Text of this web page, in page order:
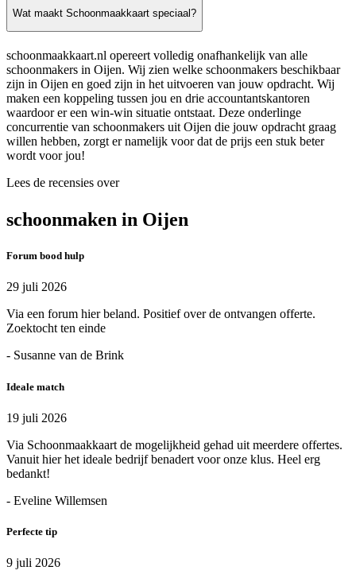
Wat maakt Schoonmaakkaart speciaal?
schoonmaakkaart.nl opereert volledig onafhankelijk van alle
schoonmakers in Oijen. Wij zien welke schoonmakers beschikbaar
zijn in Oijen en goed zijn in het uitvoeren van jouw opdracht. Wij
maken een koppeling tussen jou en drie accountantskantoren
waardoor er een win-win situatie ontstaat. Deze onderlinge
concurrentie van schoonmakers uit Oijen die jouw opdracht graag
willen hebben, zorgt er namelijk voor dat de prijs een stuk beter
wordt voor jou!
Lees de recensies over
schoonmaken in Oijen
Forum bood hulp
29 juli 2026
Via een forum hier beland. Positief over de ontvangen offerte.
Zoektocht ten einde
- Susanne van de Brink
Ideale match
19 juli 2026
Via Schoonmaakkaart de mogelijkheid gehad uit meerdere offertes.
Vanuit hier het ideale bedrijf benadert voor onze klus. Heel erg
bedankt!
- Eveline Willemsen
Perfecte tip
9 juli 2026